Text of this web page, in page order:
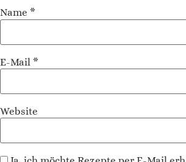
Name *
E-Mail *
Website